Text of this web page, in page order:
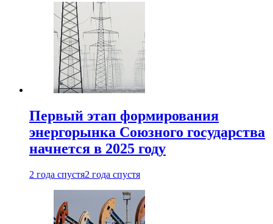
Первый этап формирования
энергорынка Союзного государства
начнется в 2025 году
2 года спустя2 года спустя